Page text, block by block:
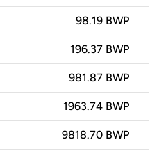
98.19 BWP
196.37 BWP
981.87 BWP
1963.74 BWP
9818.70 BWP